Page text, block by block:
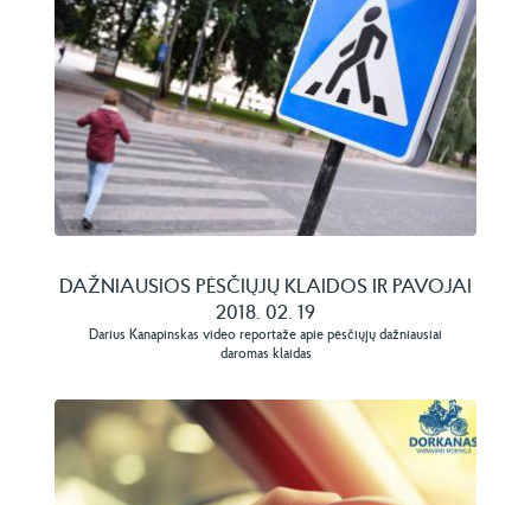
DAŽNIAUSIOS PĖSČIŲJŲ KLAIDOS IR PAVOJAI
2018. 02. 19
Darius Kanapinskas video reportaže apie pėsčiųjų dažniausiai
daromas klaidas